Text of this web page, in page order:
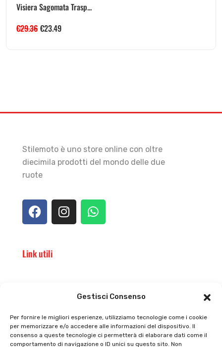
Gestisci Consenso
Per fornire le migliori esperienze, utilizziamo tecnologie come i cookie
per memorizzare e/o accedere alle informazioni del dispositivo. Il
consenso a queste tecnologie ci permetterà di elaborare dati come il
comportamento di navigazione o ID unici su questo sito. Non
Visiera Sagomata Trasp...
€29.36 €23.49
Stilemoto è uno store online con oltre
diecimila prodotti del mondo delle due
ruote
Link utili
Privacy policy
Tutti prodotti